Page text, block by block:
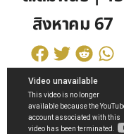
สิงหาคม 67